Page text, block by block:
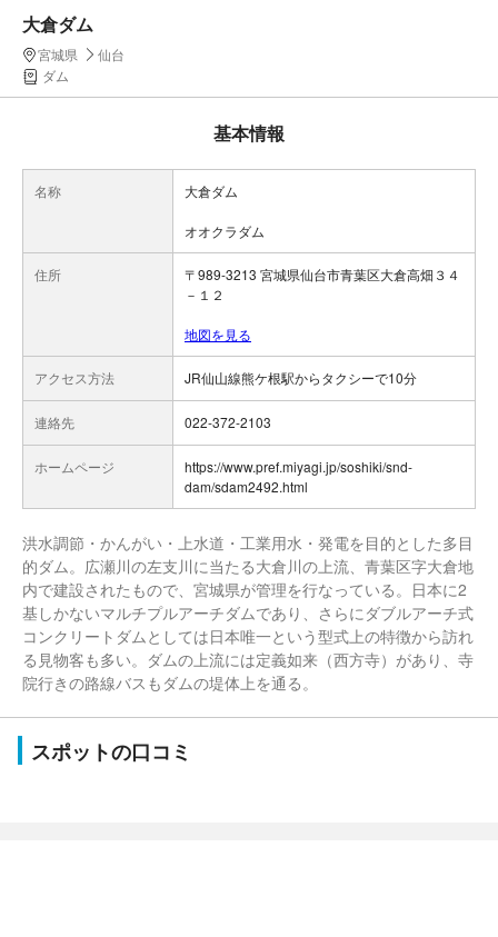
大倉ダム
宮城県
仙台
ダム
基本情報
名称 大倉ダム
オオクラダム
住所
〒989-3213 宮城県仙台市青葉区大倉高畑３４
－１２
地図を見る
アクセス方法 JR仙山線熊ケ根駅からタクシーで10分
連絡先 022-372-2103
ホームページ
https://www.pref.miyagi.jp/soshiki/snd-
dam/sdam2492.html
洪水調節・かんがい・上水道・工業用水・発電を目的とした多目
的ダム。広瀬川の左支川に当たる大倉川の上流、青葉区字大倉地
内で建設されたもので、宮城県が管理を行なっている。日本に2
基しかないマルチプルアーチダムであり、さらにダブルアーチ式
コンクリートダムとしては日本唯一という型式上の特徴から訪れ
る見物客も多い。ダムの上流には定義如来（西方寺）があり、寺
院行きの路線バスもダムの堤体上を通る。
スポットの口コミ